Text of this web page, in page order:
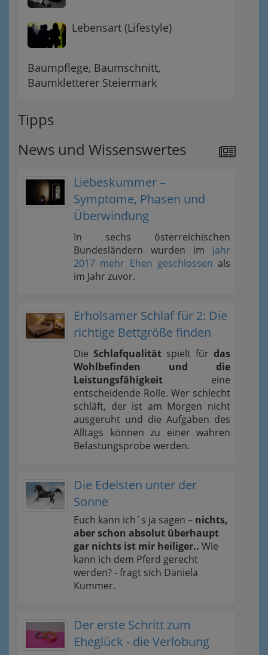
Lebensart (Lifestyle)
Baumpflege, Baumschnitt,
Baumkletterer Steiermark
Tipps
News und Wissenswertes
Liebeskummer –
Symptome, Phasen und
Überwindung
In sechs österreichischen
Bundesländern wurden im Jahr
2017 mehr Ehen geschlossen als
im Jahr zuvor.
Erholsamer Schlaf für 2: Die
richtige Bettgröße finden
Die Schlafqualität spielt für das
Wohlbefinden und die
Leistungsfähigkeit eine
entscheidende Rolle. Wer schlecht
schläft, der ist am Morgen nicht
ausgeruht und die Aufgaben des
Alltags können zu einer wahren
Belastungsprobe werden.
Die Edelsten unter der
Sonne
Euch kann ich´s ja sagen – nichts,
aber schon absolut überhaupt
gar nichts ist mir heiliger.. Wie
kann ich dem Pferd gerecht
werden? - fragt sich Daniela
Kummer.
Der erste Schritt zum
Eheglück - die Verlobung